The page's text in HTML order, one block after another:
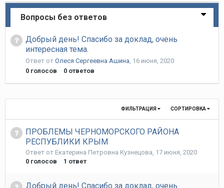
Вопросы без ответов
Добрый день! Спасибо за доклад, очень
интересная тема.
Ответ от Олеся Сергеевна Ашина, 16 июня, 2020
0 голосов 0 ответов
СОРТИРОВКА
ФИЛЬТРАЦИЯ
ПРОБЛЕМЫ ЧЕРНОМОРСКОГО РАЙОНА
РЕСПУБЛИКИ КРЫМ
Ответ от Екатерина Петровна Кузнецова 17 июня, 2020
0 голосов 1 ответ
Добрый день! Спасибо за доклад, очень